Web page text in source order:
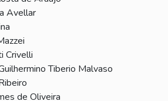
Avellar
Crivelli
Tiberio Malvaso
de Oliveira